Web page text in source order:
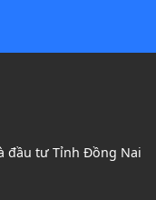
đầu tư Tỉnh Đồng Nai